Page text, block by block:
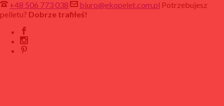
+48 506 773 038 biuro@ekopelet.com.pl Potrzebujesz
pelletu? Dobrze trafiłeś!